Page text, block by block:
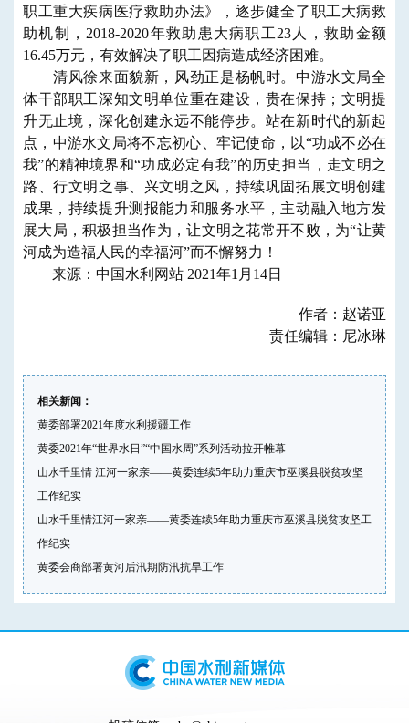
职工重大疾病医疗救助办法》，逐步健全了职工大病救
助机制，2018-2020年救助患大病职工23人，救助金额
16.45万元，有效解决了职工因病造成经济困难。
清风徐来面貌新，风劲正是杨帆时。中游水文局全
体干部职工深知文明单位重在建设，贵在保持；文明提
升无止境，深化创建永远不能停步。站在新时代的新起
点，中游水文局将不忘初心、牢记使命，以“功成不必在
我”的精神境界和“功成必定有我”的历史担当，走文明之
路、行文明之事、兴文明之风，持续巩固拓展文明创建
成果，持续提升测报能力和服务水平，主动融入地方发
展大局，积极担当作为，让文明之花常开不败，为“让黄
河成为造福人民的幸福河”而不懈努力！
来源：中国水利网站 2021年1月14日
作者：赵诺亚
责任编辑：尼冰琳
相关新闻：
黄委部署2021年度水利援疆工作
黄委2021年“世界水日”“中国水周”系列活动拉开帷幕
山水千里情 江河一家亲——黄委连续5年助力重庆市巫溪县脱贫攻坚
工作纪实
山水千里情江河一家亲——黄委连续5年助力重庆市巫溪县脱贫攻坚工
作纪实
黄委会商部署黄河后汛期防汛抗旱工作